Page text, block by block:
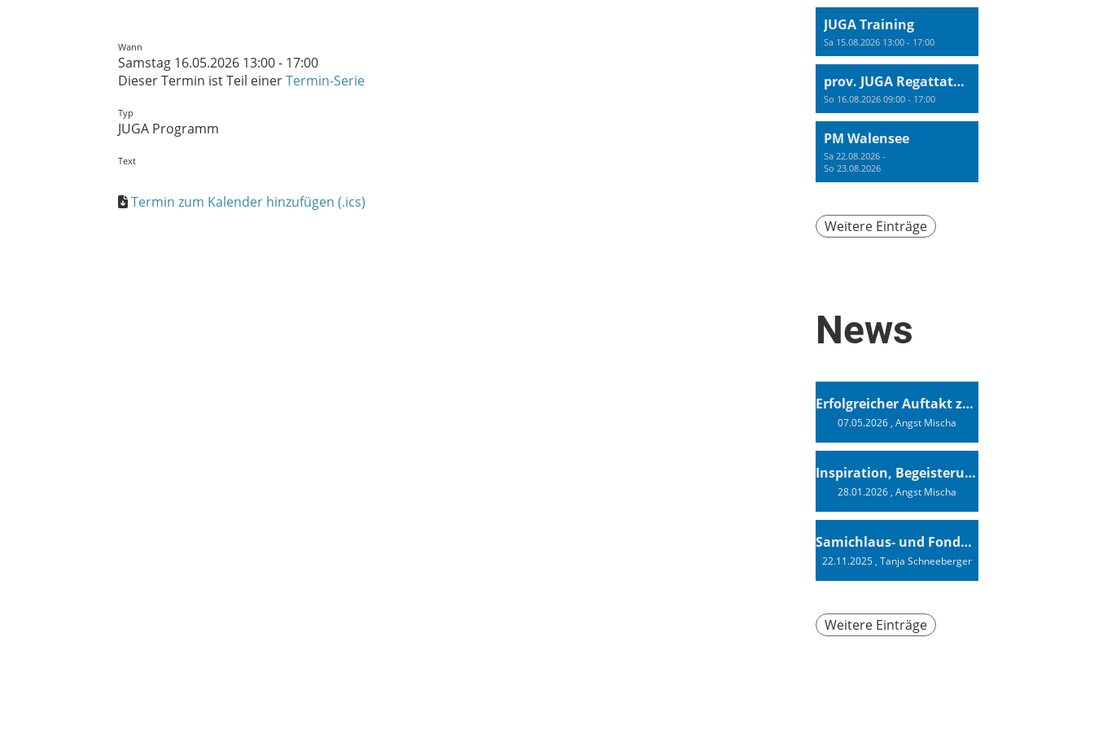
Wann
Samstag 16.05.2026 13:00 - 17:00
Dieser Termin ist Teil einerTermin-Serie
Typ
JUGA Programm
Text
Termin zum Kalender hinzufügen (.ics)
JUGA Training
Sa 15.08.2026 13:00 - 17:00
prov. JUGA Regattatraining
So 16.08.2026 09:00 - 17:00
PM Walensee
Sa 22.08.2026 -
So 23.08.2026
Weitere Einträge
News
Erfolgreicher Auftakt zur Swiss Sailing Challenge League 2026
07.05.2026, Angst Mischa
Inspiration, Begeisterung - Ein Vortrag von Vendée-Globe-Finisher Oliver Heer
28.01.2026, Angst Mischa
Samichlaus- und Fonduabend
22.11.2025, Tanja Schneeberger
Weitere Einträge